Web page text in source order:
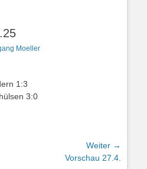
Moeller
1:3
3:0
Weiter →
Vorschau 27.4.